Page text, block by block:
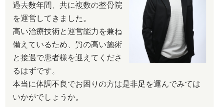
過去数年間、共に複数の整骨院
を運営してきました。
高い治療技術と運営能力を兼ね
備えているため、質の高い施術
と接遇で患者様を迎えてくださ
るはずです。
本当に体調不良でお困りの方は是非足を運んでみては
いかがでしょうか。